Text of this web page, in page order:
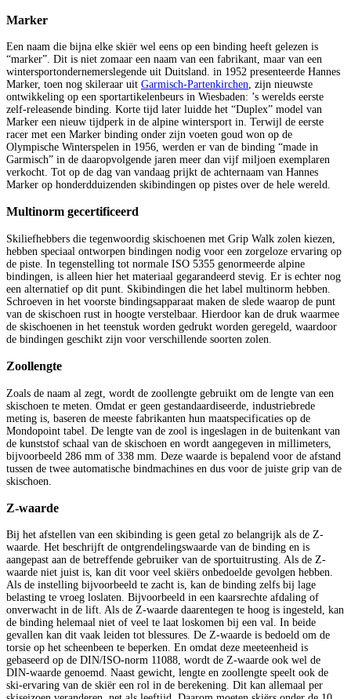
Marker
Een naam die bijna elke skiër wel eens op een binding heeft gelezen is
“marker”. Dit is niet zomaar een naam van een fabrikant, maar van een
wintersportondernemerslegende uit Duitsland. in 1952 presenteerde Hannes
Marker, toen nog skileraar uit Garmisch-Partenkirchen, zijn nieuwste
ontwikkeling op een sportartikelenbeurs in Wiesbaden: ’s werelds eerste
zelf-releasende binding. Korte tijd later luidde het “Duplex” model van
Marker een nieuw tijdperk in de alpine wintersport in. Terwijl de eerste
racer met een Marker binding onder zijn voeten goud won op de
Olympische Winterspelen in 1956, werden er van de binding “made in
Garmisch” in de daaropvolgende jaren meer dan vijf miljoen exemplaren
verkocht. Tot op de dag van vandaag prijkt de achternaam van Hannes
Marker op honderdduizenden skibindingen op pistes over de hele wereld.
Multinorm gecertificeerd
Skiliefhebbers die tegenwoordig skischoenen met Grip Walk zolen kiezen,
hebben speciaal ontworpen bindingen nodig voor een zorgeloze ervaring op
de piste. In tegenstelling tot normale ISO 5355 genormeerde alpine
bindingen, is alleen hier het materiaal gegarandeerd stevig. Er is echter nog
een alternatief op dit punt. Skibindingen die het label multinorm hebben.
Schroeven in het voorste bindingsapparaat maken de slede waarop de punt
van de skischoen rust in hoogte verstelbaar. Hierdoor kan de druk waarmee
de skischoenen in het teenstuk worden gedrukt worden geregeld, waardoor
de bindingen geschikt zijn voor verschillende soorten zolen.
Zoollengte
Zoals de naam al zegt, wordt de zoollengte gebruikt om de lengte van een
skischoen te meten. Omdat er geen gestandaardiseerde, industriebrede
meting is, baseren de meeste fabrikanten hun maatspecificaties op de
Mondopoint tabel. De lengte van de zool is ingeslagen in de buitenkant van
de kunststof schaal van de skischoen en wordt aangegeven in millimeters,
bijvoorbeeld 286 mm of 338 mm. Deze waarde is bepalend voor de afstand
tussen de twee automatische bindmachines en dus voor de juiste grip van de
skischoen.
Z-waarde
Bij het afstellen van een skibinding is geen getal zo belangrijk als de Z-
waarde. Het beschrijft de ontgrendelingswaarde van de binding en is
aangepast aan de betreffende gebruiker van de sportuitrusting. Als de Z-
waarde niet juist is, kan dit voor veel skiërs onbedoelde gevolgen hebben.
Als de instelling bijvoorbeeld te zacht is, kan de binding zelfs bij lage
belasting te vroeg loslaten. Bijvoorbeeld in een kaarsrechte afdaling of
onverwacht in de lift. Als de Z-waarde daarentegen te hoog is ingesteld, kan
de binding helemaal niet of veel te laat loskomen bij een val. In beide
gevallen kan dit vaak leiden tot blessures. De Z-waarde is bedoeld om de
torsie op het scheenbeen te beperken. En omdat deze meeteenheid is
gebaseerd op de DIN/ISO-norm 11088, wordt de Z-waarde ook wel de
DIN-waarde genoemd. Naast gewicht, lengte en zoollengte speelt ook de
ski-ervaring van de skiër een rol in de berekening. Dit kan allemaal per